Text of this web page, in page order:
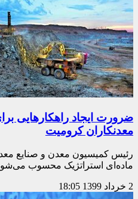
ضرورت ایجاد راهکار‌هایی
معدنکاران کرومیت
رئیس کمیسیون معدن و صنایع
ماده‌ای استراتژیک محسوب
2 خرداد 1399 18:05